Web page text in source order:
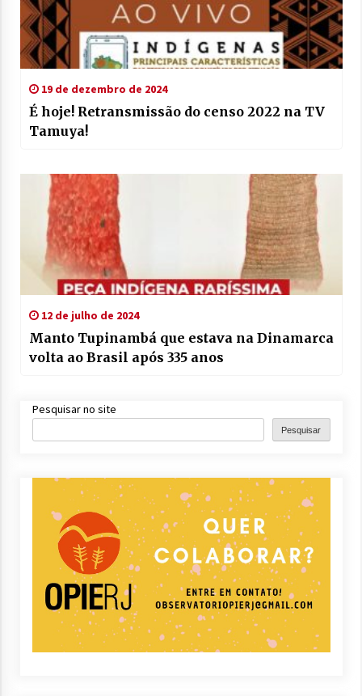
19 de dezembro de 2024
É hoje! Retransmissão do censo 2022 na TV
Tamuya!
12 de julho de 2024
Manto Tupinambá que estava na Dinamarca
volta ao Brasil após 335 anos
Pesquisar no site
Pesquisar